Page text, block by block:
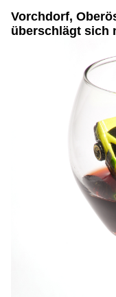
Vorchdorf,
überschlägt sich